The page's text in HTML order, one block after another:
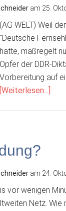
am 25.
(AG WELT) Weil
"Deutsche
hatte, maßregelt
Opfer der DDR-
Vorbereitung auf
[Weiterlesen...]
am 24.
vor wenigen
Netz. Wie